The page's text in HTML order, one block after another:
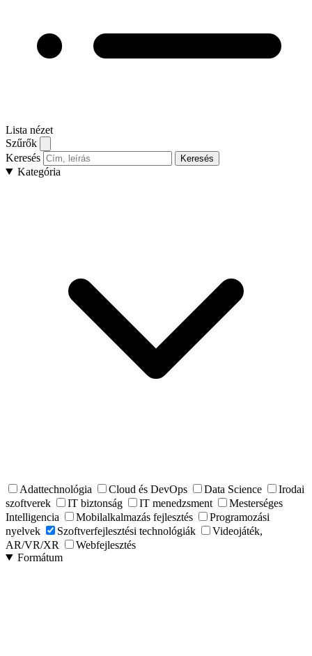
Lista nézet
Szűrők
Keresés
Keresés
Kategória
Adattechnológia Cloud és DevOps Data Science
Irodai
szoftverek
IT biztonság IT menedzsment
Mesterséges
Intelligencia
Mobilalkalmazás fejlesztés
Programozási
nyelvek
Szoftverfejlesztési technológiák
Videojáték,
AR/VR/XR
Webfejlesztés
Formátum